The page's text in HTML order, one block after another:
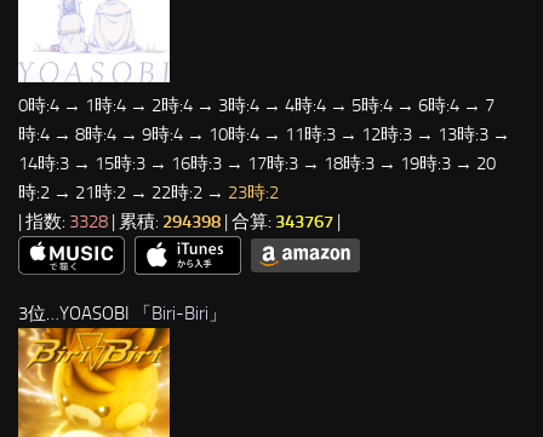
0時:4 → 1時:4 → 2時:4 → 3時:4 → 4時:4 → 5時:4 → 6時:4 → 7
時:4 → 8時:4 → 9時:4 → 10時:4 → 11時:3 → 12時:3 → 13時:3 →
14時:3 → 15時:3 → 16時:3 → 17時:3 → 18時:3 → 19時:3 → 20
時:2 → 21時:2 → 22時:2 → 23時:2
| 指数: 3328 | 累積: 294398 | 合算: 343767 |
3位…YOASOBI 「 Biri-Biri 」